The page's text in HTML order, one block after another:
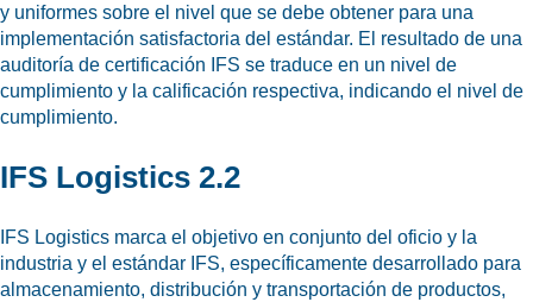
Producción
Suministro
Gestión de calidad
Acerca de nosotros
Carreras
y uniformes sobre el nivel que se debe obtener para una
implementación satisfactoria del estándar. El resultado de una
auditoría de certificación IFS se traduce en un nivel de
cumplimiento y la calificación respectiva, indicando el nivel de
cumplimiento.
IFS Logistics 2.2
IFS Logistics marca el objetivo en conjunto del oficio y la
industria y el estándar IFS, específicamente desarrollado para
almacenamiento, distribución y transportación de productos,